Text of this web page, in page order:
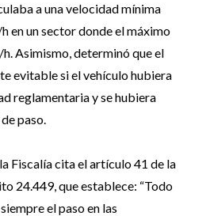
a una velocidad mínima
en un sector donde el máximo
Asimismo, determinó que el
evitable si el vehículo hubiera
reglamentaria y se hubiera
paso.
Fiscalía cita el artículo 41 de la
24.449, que establece: “Todo
el paso en las